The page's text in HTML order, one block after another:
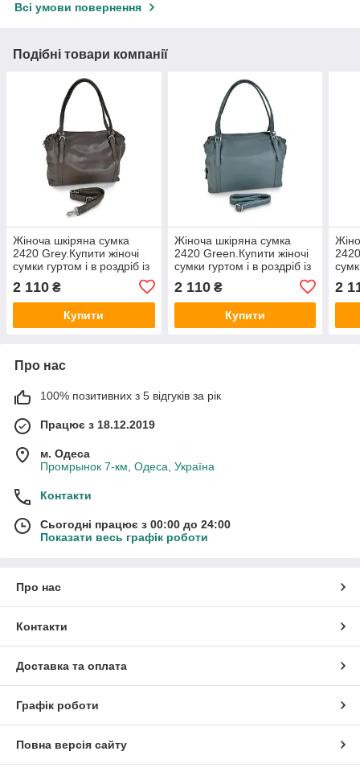
Всі умови повернення
Подібні товари компанії
Жіноча шкіряна сумка
2420 Grey.Купити жіночі
сумки гуртом і в роздріб із
Україні
2 110 ₴
Купити
Жіноча шкіряна сумка
2420 Green.Купити жіночі
сумки гуртом і в роздріб із
Україні
2 110₴
Купити
2
Про нас
100% позитивних з 5 відгуків за рік
Працює з 18.12.2019
м. Одеса
Промрынок 7-км, Одеса, Україна
Контакти
Сьогодні працює з 00:00 до 24:00
Показати весь графік роботи
Про нас
Контакти
Доставка та оплата
Графік роботи
Повна версія сайту